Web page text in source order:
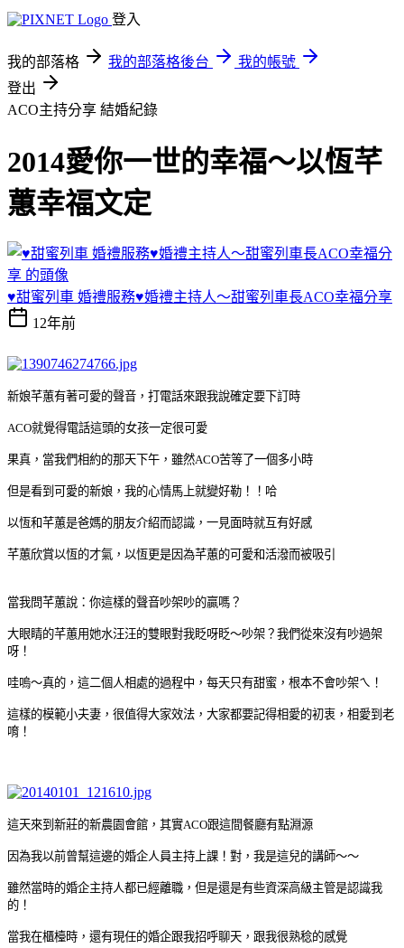
登入
我的部落格 我的部落格後台
我的帳號
登出
ACO主持分享 結婚紀錄
2014愛你一世的幸福～以恆芊
蕙幸福文定
♥甜蜜列車 婚禮服務♥婚禮主持人～甜蜜列車長ACO幸福分享
12年前
新娘芊蕙有著可愛的聲音，打電話來跟我說確定要下訂時
ACO就覺得電話這頭的女孩一定很可愛
果真，當我們相約的那天下午，雖然ACO苦等了一個多小時
但是看到可愛的新娘，我的心情馬上就變好勒！！哈
以恆和芊蕙是爸媽的朋友介紹而認識，一見面時就互有好感
芊蕙欣賞以恆的才氣，以恆更是因為芊蕙的可愛和活潑而被吸引
當我問芊蕙說：你這樣的聲音吵架吵的贏嗎？
大眼睛的芊蕙用她水汪汪的雙眼對我眨呀眨～吵架？我們從來沒有吵過架
呀！
哇嗚～真的，這二個人相處的過程中，每天只有甜蜜，根本不會吵架ㄟ！
這樣的模範小夫妻，很值得大家效法，大家都要記得相愛的初衷，相愛到老
唷！
這天來到新莊的新農園會館，其實ACO跟這間餐廳有點淵源
因為我以前曾幫這邊的婚企人員主持上課！對，我是這兒的講師～～
雖然當時的婚企主持人都已經離職，但是還是有些資深高級主管是認識我
的！
當我在櫃檯時，還有現任的婚企跟我招呼聊天，跟我很熟稔的感覺